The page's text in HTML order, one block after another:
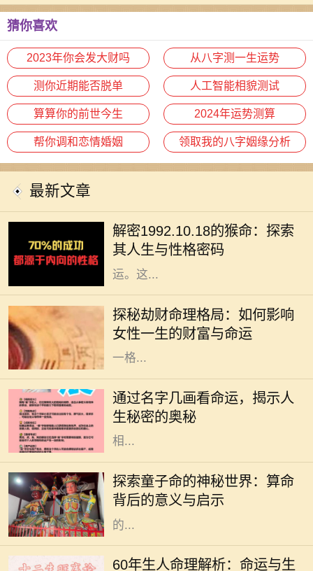
魅力
猜你喜欢
2023年你会发大财吗 从八字测一生运势
测你近期能否脱单 人工智能相貌测试
算算你的前世今生 2024年运势测算
帮你调和恋情婚姻 领取我的八字姻缘分析
最新文章
解密1992.10.18的猴命：探索
其人生与性格密码
种标志，更蕴含着丰富的哲学和人生
智慧。我们今天要探讨的是1992年
10月18日出生的猴命人的性格与命
运。这...
探秘劫财命理格局：如何影响
女性一生的财富与命运
在命理学中，劫财格局常常被视为一
种特殊的命理趋势，尤其对女性而
言，它不仅影响着她的财富，还深刻
影响着她的生活与人际关系。了解这
一格...
通过名字几画看命运，揭示人
生秘密的奥秘
在中华文化中，名字不仅承载了父母
的期望和美好寓意，更在某种程度上
与一个人的命运息息相关。特别是名
字的笔画数，常被认为与其五行属性
相...
探索童子命的神秘世界：算命
背后的意义与启示
在中国传统文化中，算命是一门古老
而神秘的艺术，涉及到命理、五行、
阴阳等多种哲学原理。童子命，作为
其中的一个重要概念，常常引发人们
的...
60年生人命理解析：命运与生
在中国传统文化中，命理学是一门博
大精深的学问。对于1960年出生的